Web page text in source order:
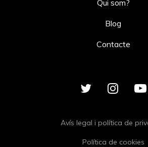
Qui som?
Blog
Contacte
Avís legal i política de
Política de cookies